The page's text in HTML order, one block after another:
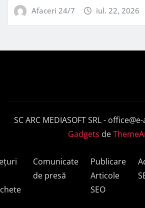
Afaceri 24/7 iul. 22, 2026
SC ARC MEDIASOFT SRL -
Gadgets de
Comunicate
de presă
Publicare
Articole
SEO